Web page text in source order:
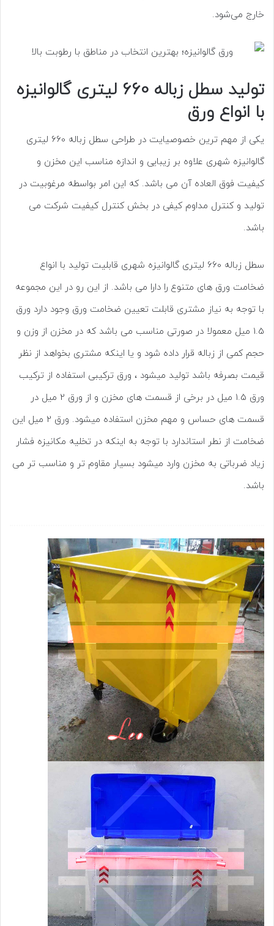
خارج می‌شود.
تولید سطل زباله 660 لیتری گالوانیزه
با انواع ورق
یکی از مهم ترین خصوصیایت در طراحی سطل زباله 660 لیتری
گالوانیزه شهری علاوه بر زیبایی و اندازه مناسب این مخزن و
کیفیت فوق العاده آن می باشد. که این امر بواسطه مرغوبیت در
تولید و کنترل مداوم کیفی در بخش کنترل کیفیت شرکت می
باشد.
سطل زباله 660 لیتری گالوانیزه شهری قابلیت تولید با انواع
ضخامت ورق های متنوع را دارا می باشد. از این رو در این مجموعه
با توجه به نیاز مشتری قابلت تعیین ضخامت ورق وجود دارد ورق
1.5 میل معمولا در صورتی مناسب می باشد که در مخزن از وزن و
حجم کمی از زباله قرار داده شود و یا اینکه مشتری بخواهد از نظر
قیمت بصرفه باشد تولید میشود ، ورق ترکیبی استفاده از ترکیب
ورق 1.5 میل در برخی از قسمت های مخزن و از ورق 2 میل در
قسمت های حساس و مهم مخزن استفاده میشود. ورق 2 میل این
ضخامت از نطر استاندارد با توجه به اینکه در تخلیه مکانیزه فشار
زیاد ضرباتی به مخزن وارد میشود بسیار مقاوم تر و مناسب تر می
باشد.